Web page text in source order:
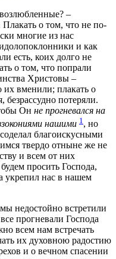
–
о том, что не по-
многие из нас
и как
есть, коих долго не
о том, что попрали
Христовы –
вменили; плакать о
безрассудно потеряли.
Он не прогневался на
нашими 1, но
благоискусными
твердо отныне же не
и всем от них
просить Господа,
укрепил нас в нашем
недостойно встретили
прогневали Господа
всем нам встречать
их духовною радостию
и о вечном спасении